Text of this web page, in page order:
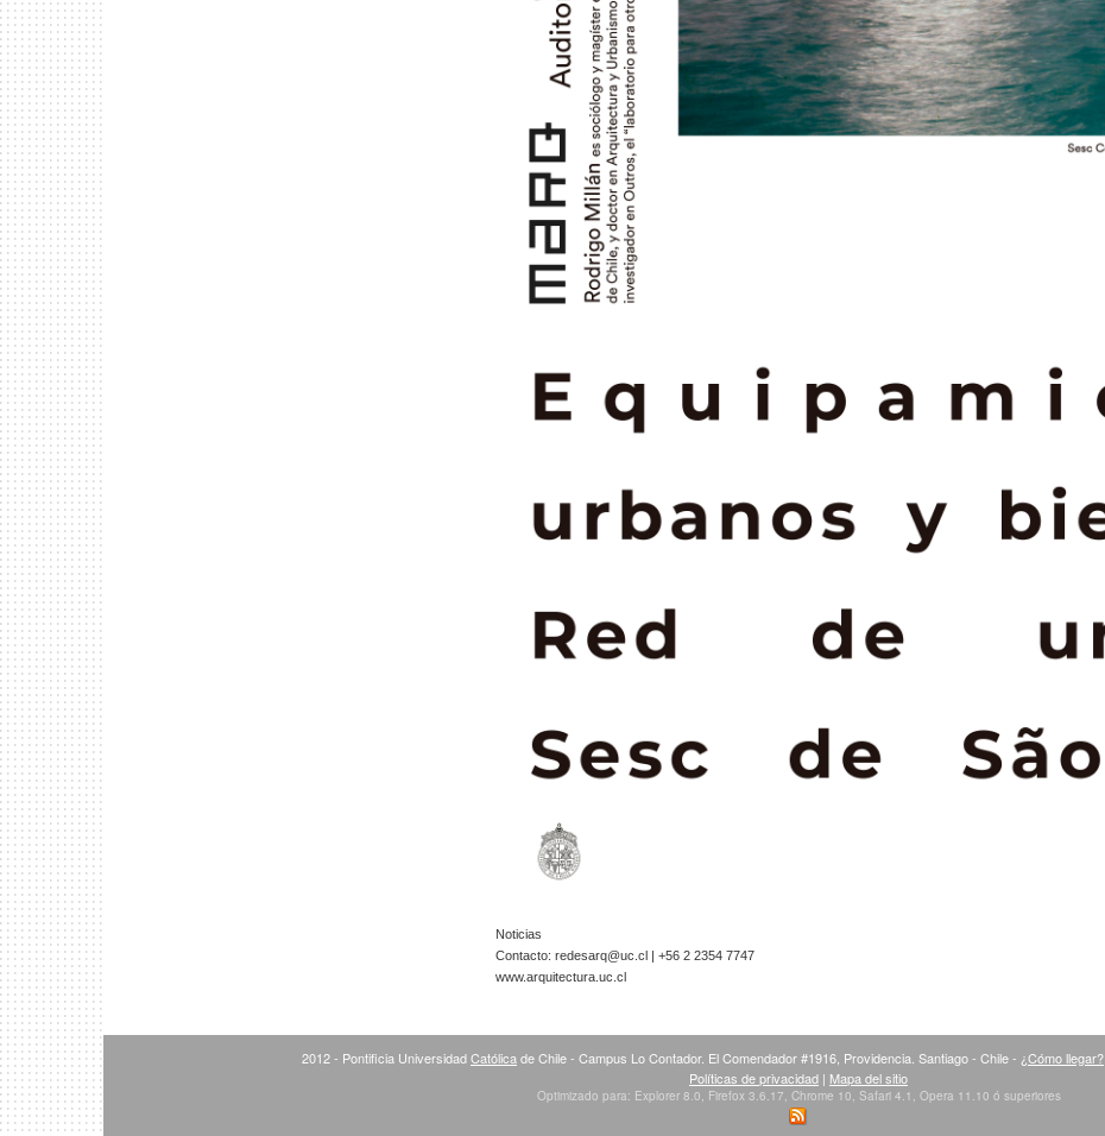
Noticias
Contacto: redesarq@uc.cl | +56 2 2354 7747
www.arquitectura.uc.cl
2012 - Pontificia UniversidadCatólica de Chile - Campus Lo Contador. El Comendador #1916, Providencia. Santiago - Chile - ¿Cómo llegar?
Políticas de privacidad | Mapa del sitio
Optimizado para: Explorer 8.0, Firefox 3.6.17, Chrome 10, Safari 4.1, Opera 11.10 ó superiores